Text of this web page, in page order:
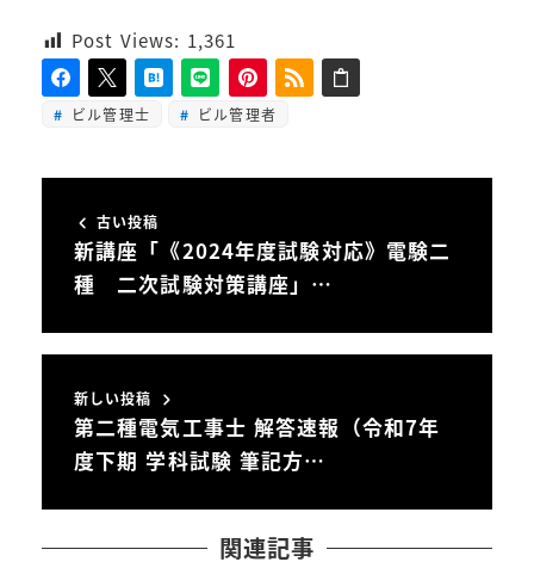
Post Views: 1,361
ビル管理士 ビル管理者
古い投稿
新講座「《2024年度試験対応》電験二
種 二次試験対策講座」…
新しい投稿
第二種電気工事士 解答速報（令和7年
度下期 学科試験 筆記方…
関連記事